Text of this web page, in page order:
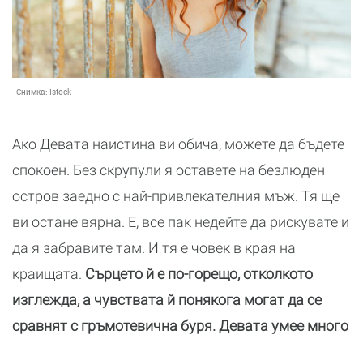
Снимка: Istock
Ако Девата наистина ви обича, можете да бъдете
спокоен. Без скрупули я оставете на безлюден
остров заедно с най-привлекателния мъж. Тя ще
ви остане вярна. Е, все пак недейте да рискувате и
да я забравите там. И тя е човек в края на
краищата. Сърцето й е по-горещо, отколкото
изглежда, а чувствата й понякога могат да се
сравнят с гръмотевична буря. Девата умее много